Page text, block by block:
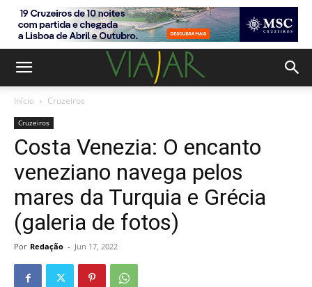
Início Cruzeiros
Cruzeiros
Costa Venezia: O encanto
veneziano navega pelos
mares da Turquia e Grécia
(galeria de fotos)
Por Redação - Jun 17, 2022